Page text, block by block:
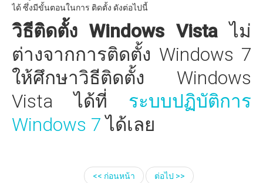
ได้ ซึ่งมีขั้นตอนในการ ติดตั้ง ดังต่อไปนี้
วิธีติดตั้ง Windows Vista ไม่
ต่างจากการติดตั้ง Windows 7
ให้ศึกษาวิธีติดตั้ง Windows
Vista ได้ที่ ระบบปฏิบัติการ
Windows 7 ได้เลย
<< ก่อนหน้า ต่อไป >>